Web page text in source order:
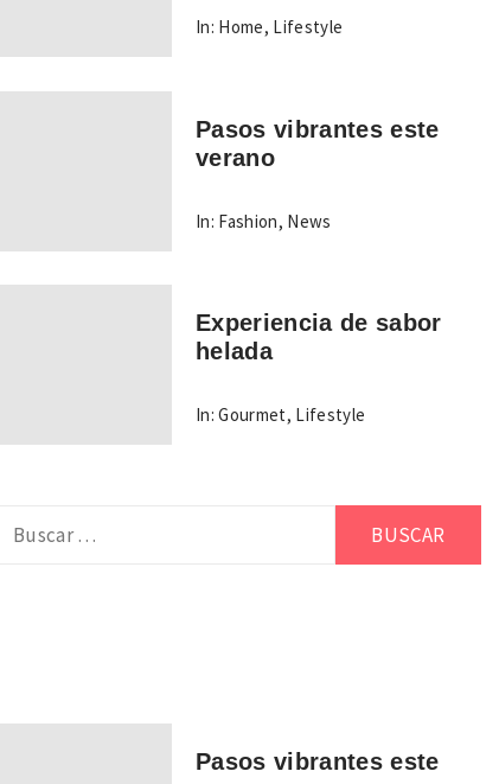
In: Home, Lifestyle
Pasos vibrantes este
verano
In: Fashion, News
Experiencia de sabor
helada
In: Gourmet, Lifestyle
Pasos vibrantes este